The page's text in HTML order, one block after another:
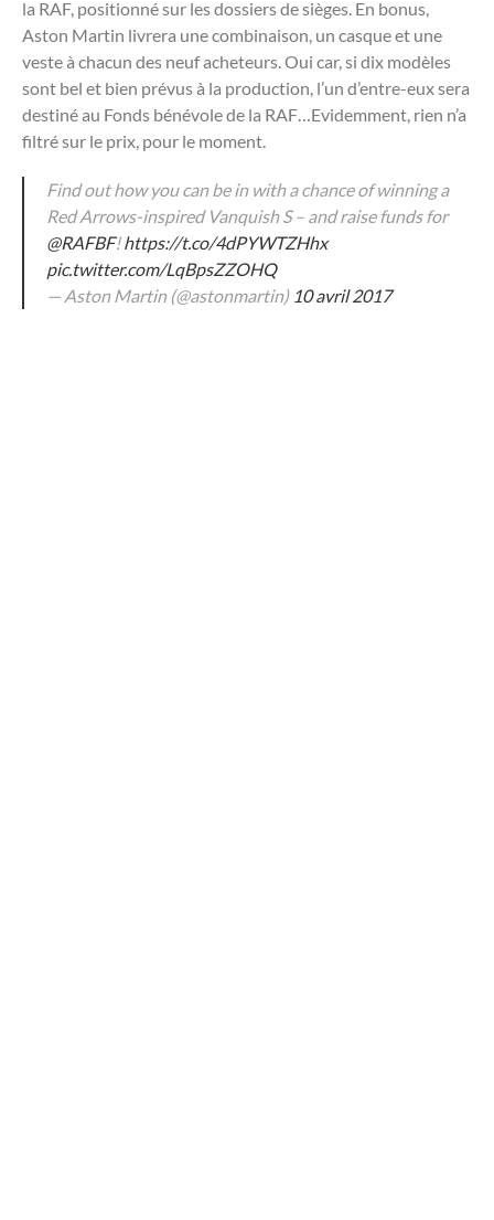
la RAF, positionné sur les dossiers de sièges. En bonus,
Aston Martin livrera une combinaison, un casque et une
veste à chacun des neuf acheteurs. Oui car, si dix modèles
sont bel et bien prévus à la production, l’un d’entre-eux sera
destiné au Fonds bénévole de la RAF…Evidemment, rien n’a
filtré sur le prix, pour le moment.
Find out how you can be in with a chance of winning a
Red Arrows-inspired Vanquish S – and raise funds for
@RAFBF!https://t.co/4dPYWTZHhx
pic.twitter.com/LqBpsZZOHQ
— Aston Martin (@astonmartin) 10 avril 2017